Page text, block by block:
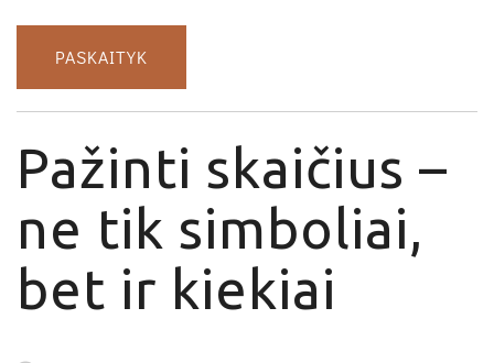
PASKAITYK
Pažinti skaičius –
ne tik simboliai,
bet ir kiekiai